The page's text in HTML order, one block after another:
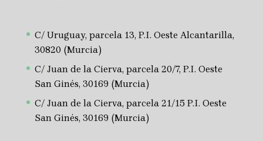
C/ Uruguay, parcela 13, P.I. Oeste Alcantarilla,
30820 (Murcia)
C/ Juan de la Cierva, parcela 20/7, P.I. Oeste
San Ginés, 30169 (Murcia)
C/ Juan de la Cierva, parcela 21/15 P.I. Oeste
San Ginés, 30169 (Murcia)